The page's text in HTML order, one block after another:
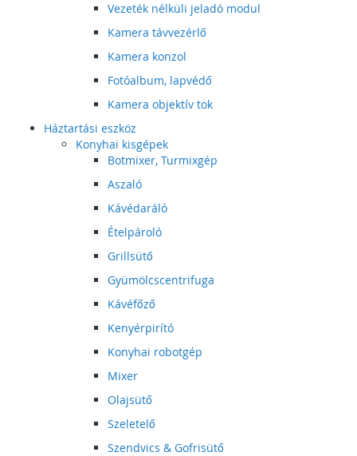
Vezeték nélküli jeladó modul
Kamera távvezérlő
Kamera konzol
Fotóalbum, lapvédő
Kamera objektív tok
Háztartási eszköz
Konyhai kisgépek
Botmixer, Turmixgép
Aszaló
Kávédaráló
Ételpároló
Grillsütő
Gyümölcscentrifuga
Kávéfőző
Kenyérpirító
Konyhai robotgép
Mixer
Olajsütő
Szeletelő
Szendvics & Gofrisütő